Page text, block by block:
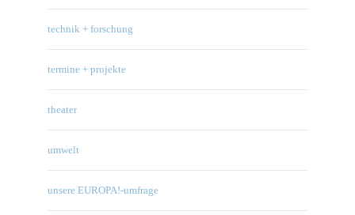
technik + forschung
termine + projekte
theater
umwelt
unsere EUROPA!-umfrage